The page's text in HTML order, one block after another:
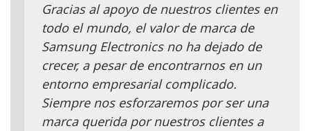
Gracias al apoyo de nuestros clientes en
todo el mundo, el valor de marca de
Samsung Electronics no ha dejado de
crecer, a pesar de encontrarnos en un
entorno empresarial complicado.
Siempre nos esforzaremos por ser una
marca querida por nuestros clientes a